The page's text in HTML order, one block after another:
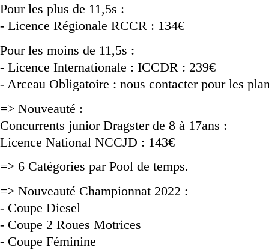
Pour les plus de 11,5s :
- Licence Régionale RCCR : 134€
Pour les moins de 11,5s :
- Licence Internationale : ICCDR : 239€
- Arceau Obligatoire : nous contacter pour les
=> Nouveauté :
Concurrents junior Dragster de 8 à 17ans :
Licence National NCCJD : 143€
=> 6 Catégories par Pool de temps.
=> Nouveauté Championnat 2022 :
- Coupe Diesel
- Coupe 2 Roues Motrices
- Coupe Féminine